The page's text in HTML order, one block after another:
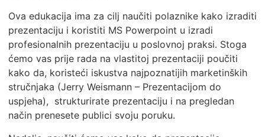
Ova edukacija ima za cilj naučiti polaznike kako izraditi
prezentaciju i koristiti MS Powerpoint u izradi
profesionalnih prezentaciju u poslovnoj praksi. Stoga
ćemo vas prije rada na vlastitoj prezentaciji poučiti
kako da, koristeći iskustva najpoznatijih marketinških
stručnjaka (Jerry Weismann – Prezentacijom do
uspjeha), strukturirate prezentaciju i na pregledan
način prenesete publici svoju poruku.